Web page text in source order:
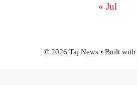
« Jul
© 2026 Taj News• Built with